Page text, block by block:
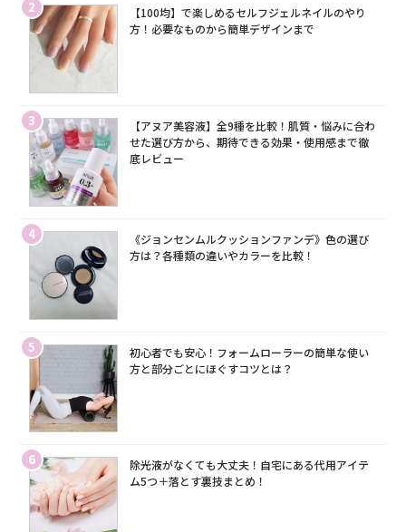
2
【100均】で楽しめるセルフジェルネイルのやり
方！必要なものから簡単デザインまで
3
【アヌア美容液】全9種を比較！肌質・悩みに合わ
せた選び方から、期待できる効果・使用感まで徹
底レビュー
4
《ジョンセンムルクッションファンデ》色の選び
方は？各種類の違いやカラーを比較！
5
初心者でも安心！フォームローラーの簡単な使い
方と部分ごとにほぐすコツとは？
6
除光液がなくても大丈夫！自宅にある代用アイテ
ム5つ＋落とす裏技まとめ！